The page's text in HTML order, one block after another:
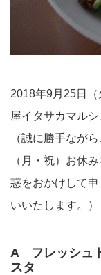
2018年9月25日
屋イタサカマル
（誠に勝手なが
（月・祝）お休
惑をおかけして
いいたします。）
A フレッシュ
スタ